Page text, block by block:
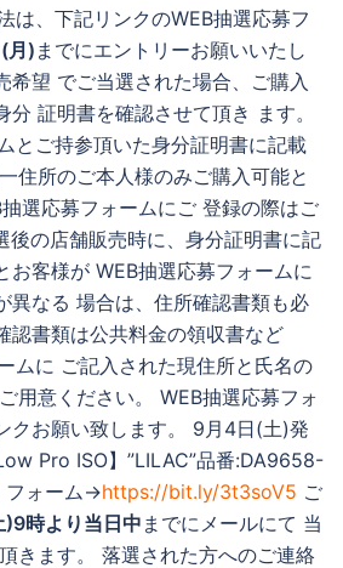
は、下記リンクのWEB抽選応募フ
月) までにエントリーお願いいたし
希望 でご当選された場合、ご購入
証明書を確認させて頂き ます。
とご持参頂いた身分証明書に記載
住所のご本人様のみご購入可能と
選応募フォームにご 登録の際はご
後の店舗販売時に、身分証明書に記
お客様が WEB抽選応募フォームに
異なる 場合は、住所確認書類も必
認書類は公共料金の領収書など
ムに ご記入された現住所と氏名の
用意ください。 WEB抽選応募フォ
クお願い致します。 9月4日(土)発
Pro ISO】”LILAC”品番:DA9658-
フォーム→https://bit.ly/3t3soV5 ご
時より当日中 までにメールにて 当
きます。 落選された方へのご連絡